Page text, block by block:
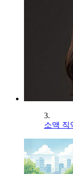
3.
소액 직